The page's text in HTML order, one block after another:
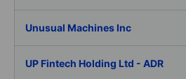
Unusual Machines Inc
UP Fintech Holding Ltd - ADR